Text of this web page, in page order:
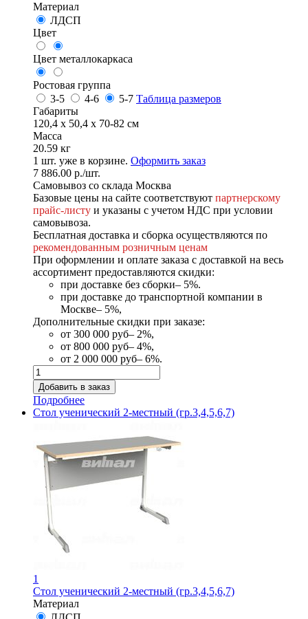
Материал
ЛДСП
Цвет
Цвет металлокаркаса
Ростовая группа
3-5
4-6 5-7 Таблица размеров
Габариты
120,4 х 50,4 х 70-82 см
Масса
20.59 кг
1 шт. уже в корзине. Оформить заказ
7 886.00 р./шт.
Самовывоз со склада Москва
Базовые цены на сайте соответствуют партнерскому
прайс-листу и указаны с учетом НДС при условии
самовывоза.
Бесплатная доставка и сборка осуществляются по
рекомендованным розничным ценам
При оформлении и оплате заказа с доставкой на весь
ассортимент предоставляются скидки:
при доставке без сборки– 5%.
при доставке до транспортной компании в
Москве– 5%,
Дополнительные скидки при заказе:
от 300 000 руб– 2%,
от 800 000 руб– 4%,
от 2 000 000 руб– 6%.
Подробнее
Стол ученический 2-местный (гр.3,4,5,6,7)
1
Стол ученический 2-местный (гр.3,4,5,6,7)
Материал